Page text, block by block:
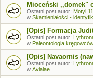
Mioceński ,,domek"
Ostatni post autor: Motyl.11
w Skamieniałości -
[Opis] Formacja
Ostatni post autor:
w Paleontologia
[Opis] Navaornis
Ostatni post autor:
w Avialae